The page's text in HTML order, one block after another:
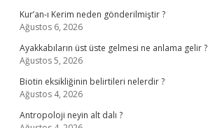
Kur’an-ı Kerim neden gönderilmiştir ?
Ağustos 6, 2026
Ayakkabıların üst üste gelmesi ne anlama gelir ?
Ağustos 5, 2026
Biotin eksikliğinin belirtileri nelerdir ?
Ağustos 4, 2026
Antropoloji neyin alt dalı ?